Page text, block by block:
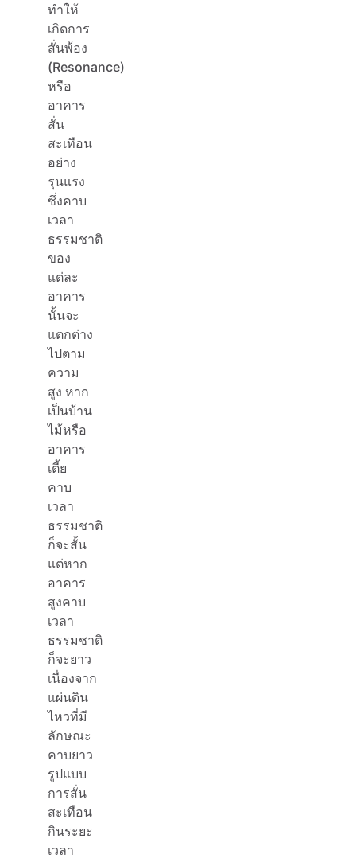
ทำให้
เกิดการ
สั่นพ้อง
(Resonance)
หรือ
อาคาร
สั่น
สะเทือน
อย่าง
รุนแรง
ซึ่งคาบ
เวลา
ธรรมชาติ
ของ
แต่ละ
อาคาร
นั้นจะ
แตกต่าง
ไปตาม
ความ
สูง หาก
เป็นบ้าน
ไม้หรือ
อาคาร
เตี้ย
คาบ
เวลา
ธรรมชาติ
ก็จะสั้น
แต่หาก
อาคาร
สูงคาบ
เวลา
ธรรมชาติ
ก็จะยาว
เนื่องจาก
แผ่นดิน
ไหวที่มี
ลักษณะ
คาบยาว
รูปแบบ
การสั่น
สะเทือน
กินระยะ
เวลา